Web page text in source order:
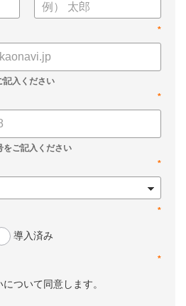
*
*
*
*
導入済み
*
ついて同意します。